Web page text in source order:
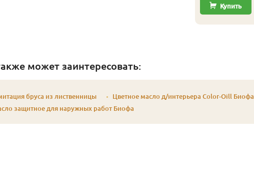
Купить
может заинтересовать:
бруса из лиственницы
Цветное масло д/интерьера Color-Oill Биофа
защитное для наружных работ Биофа